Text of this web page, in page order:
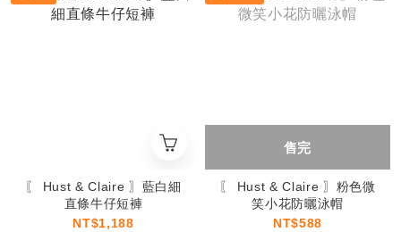
〖 Hust & Claire 〗藍白細
直條牛仔短褲
NT$1,188
售完
〖 Hust & Claire 〗粉色微
笑小花防曬泳帽
NT$588